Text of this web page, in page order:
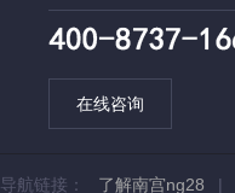
在线咨询
导航链接： 了解南宫ng28 |